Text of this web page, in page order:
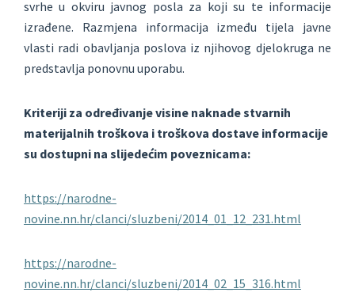
svrhe u okviru javnog posla za koji su te informacije
izrađene. Razmjena informacija između tijela javne
vlasti radi obavljanja poslova iz njihovog djelokruga ne
predstavlja ponovnu uporabu.
Kriteriji za određivanje visine naknade stvarnih
materijalnih troškova i troškova dostave informacije
su dostupni na slijedećim poveznicama:
https://narodne-
novine.nn.hr/clanci/sluzbeni/2014_01_12_231.html
https://narodne-
novine.nn.hr/clanci/sluzbeni/2014_02_15_316.html